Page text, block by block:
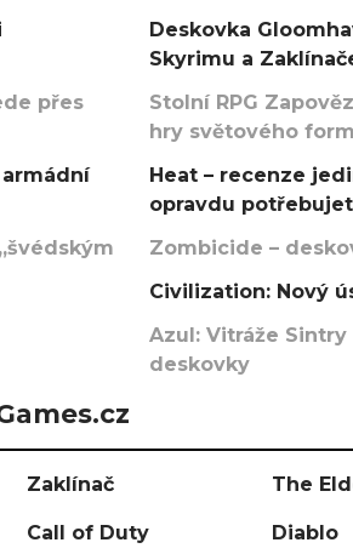
přes
Deskovka
Skyrimu a
Stolní RPG
hry světového
Heat – recenze
opravdu
Zombicide –
Civilization: Nový
Azul: Vitráže
deskovky
Zaklínač The
Call of Duty Diablo